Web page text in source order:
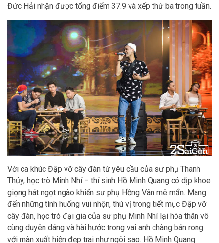
Đức Hải nhận được tổng điểm 37.9 và xếp thứ ba trong tuần.
Với ca khúc Đập vỡ cây đàn từ yêu cầu của sư phụ Thanh
Thủy, học trò Minh Nhí – thí sinh Hồ Minh Quang có dịp khoe
giọng hát ngọt ngào khiến sư phụ Hồng Vân mê mẩn. Mang
đến những tình huống vui nhộn, thú vị trong tiết mục Đập vỡ
cây đàn, học trò đại gia của sư phụ Minh Nhí lại hóa thân vô
cùng duyên dáng và hài hước trong vai anh chàng bán rong
với màn xuất hiện đẹp trai như ngôi sao. Hồ Minh Quang